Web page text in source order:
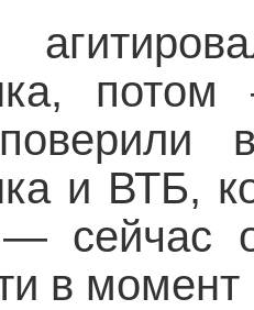
и ВТБ,
сейчас
в